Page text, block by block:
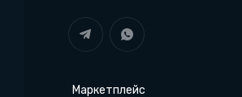
Маркетплейс